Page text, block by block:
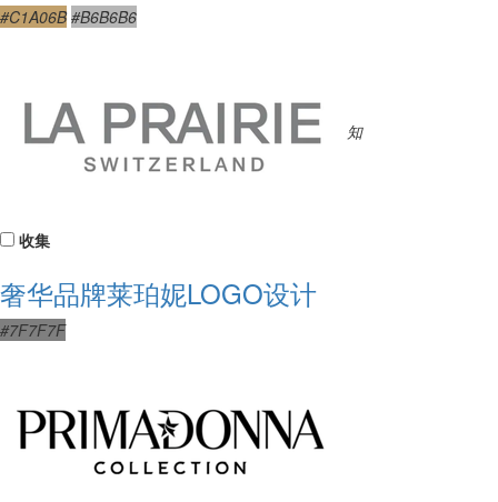
#C1A06B #B6B6B6
知
收集
奢华品牌莱珀妮LOGO设计
#7F7F7F